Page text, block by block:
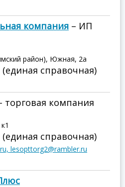
компания – ИП
район), Южная, 2а
(единая справочная)
торговая компания
(единая справочная)
lesopttorg2@rambler.ru